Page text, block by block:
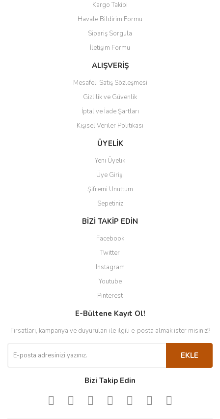
Kargo Takibi
Havale Bildirim Formu
Sipariş Sorgula
İletişim Formu
ALIŞVERİŞ
Mesafeli Satış Sözleşmesi
Gizlilik ve Güvenlik
İptal ve İade Şartları
Kişisel Veriler Politikası
ÜYELİK
Yeni Üyelik
Üye Girişi
Şifremi Unuttum
Sepetiniz
BİZİ TAKİP EDİN
Facebook
Twitter
Instagram
Youtube
Pinterest
E-Bültene Kayıt Ol!
Fırsatları, kampanya ve duyuruları ile ilgili e-posta almak ister misiniz?
EKLE
Bizi Takip Edin